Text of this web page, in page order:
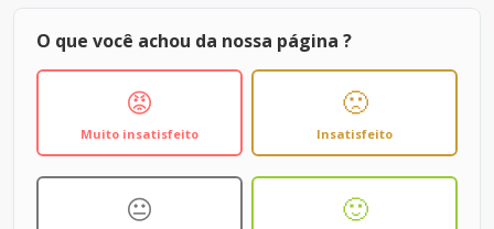
O que você achou da nossa página ?
😡
Muito insatisfeito
🙁
Insatisfeito
😐 🙂